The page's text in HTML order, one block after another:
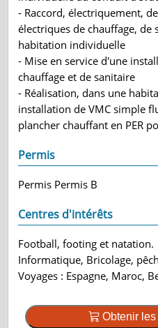
- Raccord, électriquement,
électriques de chauffage, de
habitation individuelle
- Mise en service d'une
chauffage et de sanitaire
- Réalisation, dans une
installation de VMC simple
plancher chauffant en PER
Permis
Permis Permis B
Centres d'intérêts
Football, footing et natation.
Informatique, Bricolage,
Voyages : Espagne, Maroc,
Obtenir